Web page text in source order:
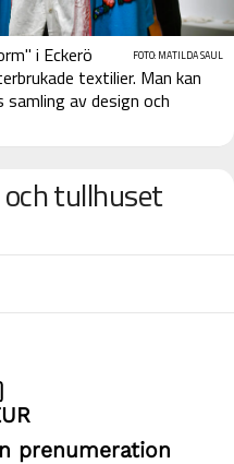
FOTO: MATILDA SAUL
i Eckerö
textilier. Man kan
samling av design och
tullhuset